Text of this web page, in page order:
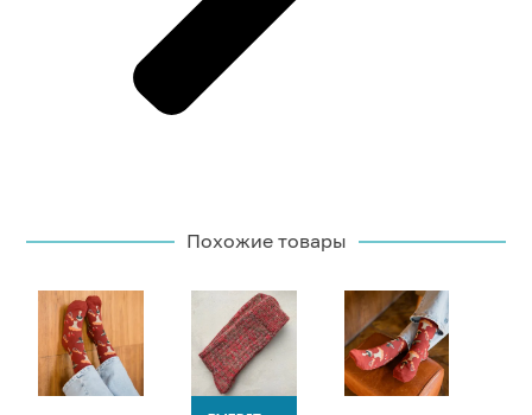
Похожие товары